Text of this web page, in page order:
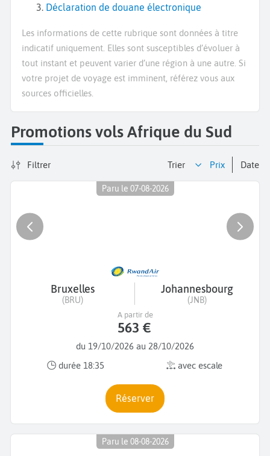
Déclaration de douane électronique
Les informations de cette rubrique sont données à titre
indicatif uniquement. Elles sont susceptibles d’évoluer à
tout instant et peuvent varier d’une région à une autre. Si
votre projet de voyage est imminent, référez vous aux
sources officielles.
Promotions vols Afrique du Sud
Filtrer Trier prix date
Paru le 07-08-2026
Bruxelles
(BRU)
Johannesbourg
(JNB)
du 19/10/2026 au 28/10/2026
durée 18:35
avec escale
A partir de
563 €
Réserver
Paru le 08-08-2026